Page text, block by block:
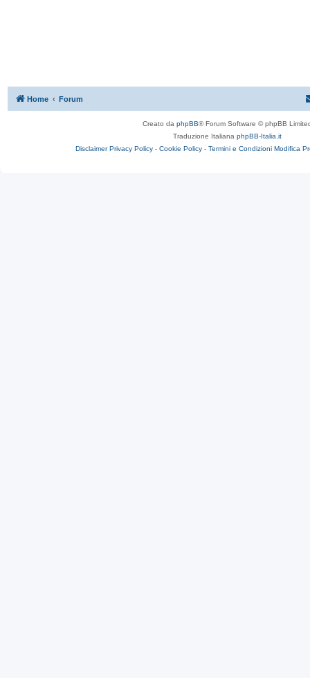
Home Forum
Creato da phpBB® Forum Software © phpBB
Traduzione Italiana phpBB-Italia.it
Disclaimer Privacy Policy - Cookie Policy - Termini e Condizioni Modifica